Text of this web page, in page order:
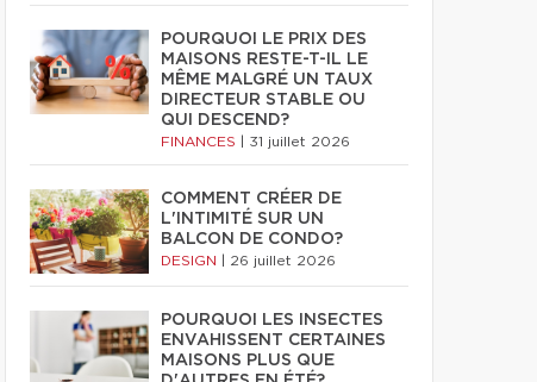
POURQUOI LE PRIX DES
MAISONS RESTE-T-IL LE
MÊME MALGRÉ UN TAUX
DIRECTEUR STABLE OU
QUI DESCEND?
FINANCES 31 juillet 2026
COMMENT CRÉER DE
L'INTIMITÉ SUR UN
BALCON DE CONDO?
DESIGN 26 juillet 2026
POURQUOI LES INSECTES
ENVAHISSENT CERTAINES
MAISONS PLUS QUE